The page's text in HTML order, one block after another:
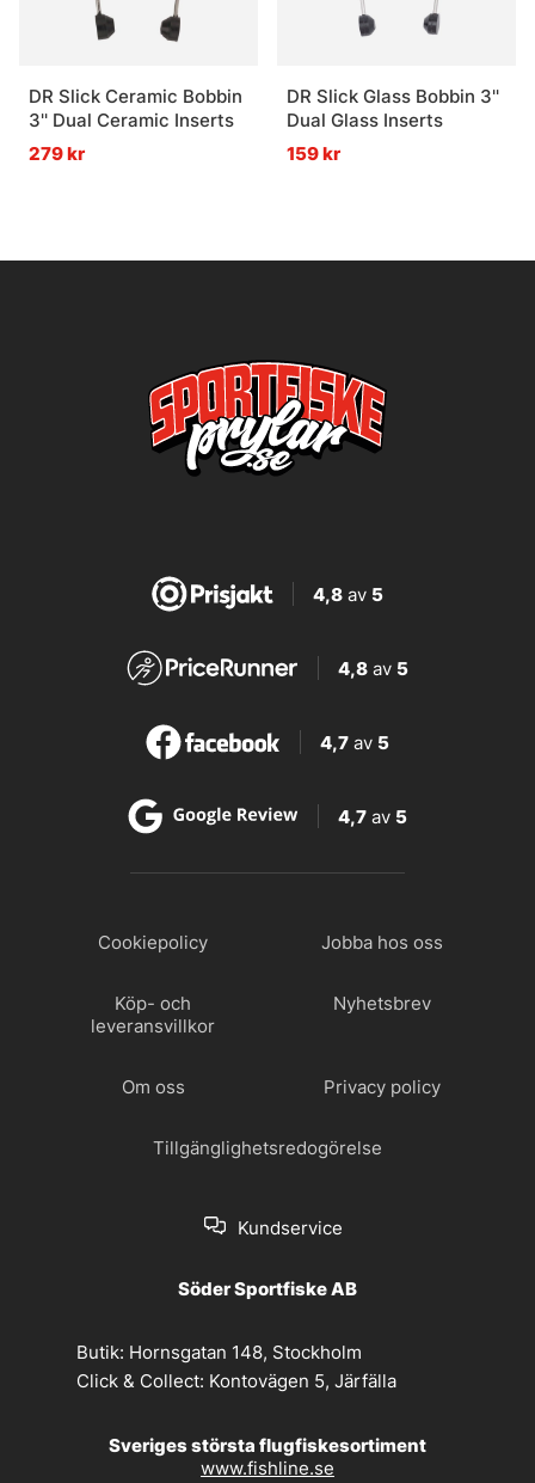
DR Slick Ceramic Bobbin
3'' Dual Ceramic Inserts
279 kr
DR Slick Glass Bobbin 3''
Dual Glass Inserts
159 kr
4,8av 5
4,8 av 5
4,7 av 5
4,7 av 5
Cookiepolicy Jobba hos oss
Köp- och
leveransvillkor
Nyhetsbrev
Om oss Privacy policy
Tillgänglighetsredogörelse
Kundservice
Söder Sportfiske AB
Butik: Hornsgatan 148, Stockholm
Click & Collect: Kontovägen 5, Järfälla
Sveriges största flugfiskesortiment
www.fishline.se